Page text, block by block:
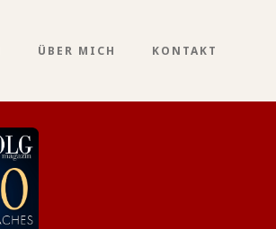
ÜBER MICH KONTAKT